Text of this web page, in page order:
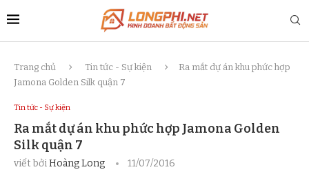
Trang chủ Tin tức - Sự kiện
Ra mắt dự án khu phức hợp
Jamona Golden Silk quận 7
Tin tức - Sự kiện
Ra mắt dự án khu phức hợp Jamona Golden
Silk quận 7
viết bởiHoàng Long 11/07/2016